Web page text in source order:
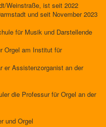
Weinstraße, ist seit 2022
und seit November 2023
für Musik und Darstellende
Orgel am Institut für
er Assistenzorganist an der
die Professur für Orgel an der
und Orgel